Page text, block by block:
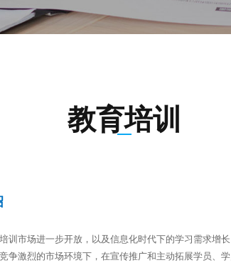
教育培训
训市场进一步开放，以及信息化时代下的学习需求增
争激烈的市场环境下，在宣传推广和主动拓展学员、